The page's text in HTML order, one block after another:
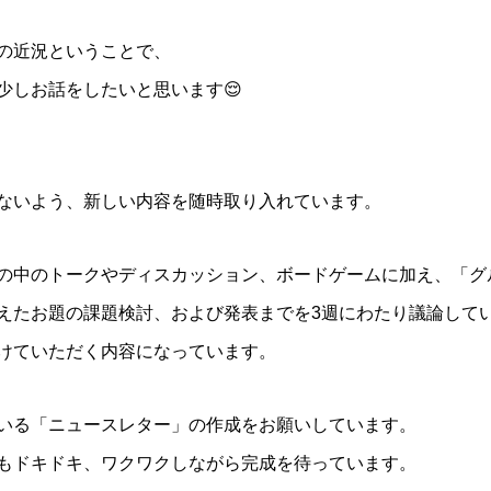
近況ということで、
しお話をしたいと思います😌
よう、新しい内容を随時取り入れています。
中のトークやディスカッション、ボードゲームに加え、「
たお題の課題検討、および発表までを3週にわたり議論して
いただく内容になっています。
「ニュースレター」の作成をお願いしています。
キドキ、ワクワクしながら完成を待っています。